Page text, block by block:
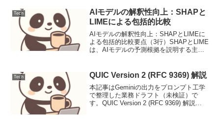
るだけでなく、ユーザ...
Tech
AIモデルの解釈性向上：SHAPと
LIMEによる包括的比較
AIモデルの解釈性向上：SHAPとLIMEに
よる包括的比較要点（3行）SHAPとLIME
は、AIモデルの予測根拠を説明する主要
運用が可能になります。SHAPはゲーム
理論...
Tech QUIC Version 2 (RFC 9369) 解説
本記事はGeminiの出力をプロンプト工学
で整理した業務ドラフト（未検証）で
す。QUIC Version 2 (RFC 9369) 解説